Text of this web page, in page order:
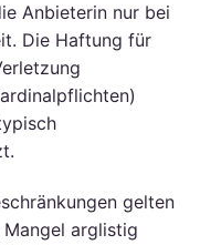
Anbieterin nur bei
Die Haftung für
gelten
arglistig